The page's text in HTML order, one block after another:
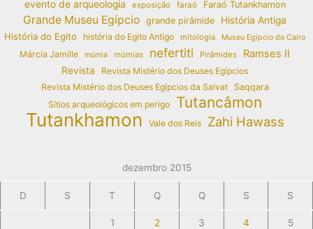
evento de arqueologia exposição faraó Faraó Tutankhamon
Grande Museu Egípcio grande pirâmide
História Antiga
História do Egito
história do Egito Antigo mitologia Museu Egípcio do Cairo
Márcia Jamille múmia múmias nefertiti Pirâmides Ramses II
Revista
Revista Mistério dos Deuses Egípcios
Revista Mistério dos Deuses Egípcios da Salvat
Saqqara
Sítios arqueológicos em perigo
Tutancâmon
Tutankhamon Vale dos Reis Zahi Hawass
dezembro 2015
D S T Q Q S S
1 2 3 4 5